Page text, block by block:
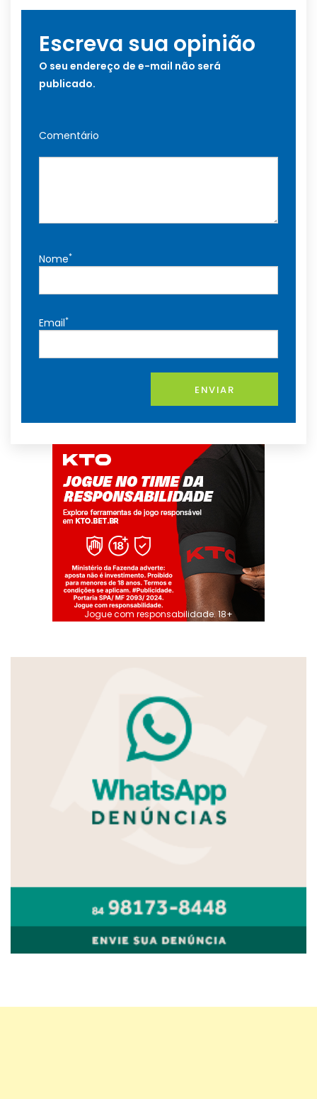
Escreva sua opinião
O seu endereço de e-mail não será
publicado.
Comentário
Nome*
Email*
ENVIAR
Jogue com responsabilidade. 18+